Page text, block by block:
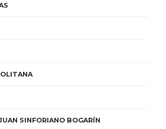
SINFORIANO BOGARÍN